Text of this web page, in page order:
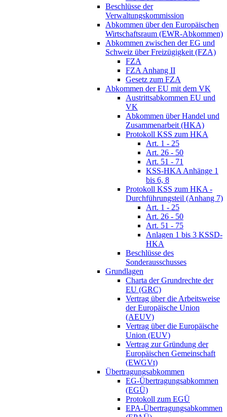
Beschlüsse der
Verwaltungskommission
Abkommen über den Europäischen
Wirtschaftsraum (EWR-Abkommen)
Abkommen zwischen der EG und
Schweiz über Freizügigkeit (FZA)
FZA
FZA Anhang II
Gesetz zum FZA
Abkommen der EU mit dem VK
Austrittsabkommen EU und
VK
Abkommen über Handel und
Zusammenarbeit (HKA)
Protokoll KSS zum HKA
Art. 1 - 25
Art. 26 - 50
Art. 51 - 71
KSS-HKA Anhänge 1
bis 6, 8
Protokoll KSS zum HKA -
Durchführungsteil (Anhang 7)
Art. 1 - 25
Art. 26 - 50
Art. 51 - 75
Anlagen 1 bis 3 KSSD-
HKA
Beschlüsse des
Sonderausschusses
Grundlagen
Charta der Grundrechte der
EU (GRC)
Vertrag über die Arbeitsweise
der Europäische Union
(AEUV)
Vertrag über die Europäische
Union (EUV)
Vertrag zur Gründung der
Europäischen Gemeinschaft
(EWGVt)
Übertragungsabkommen
EG-Übertragungsabkommen
(EGÜ)
Protokoll zum EGÜ
EPA-Übertragungsabkommen